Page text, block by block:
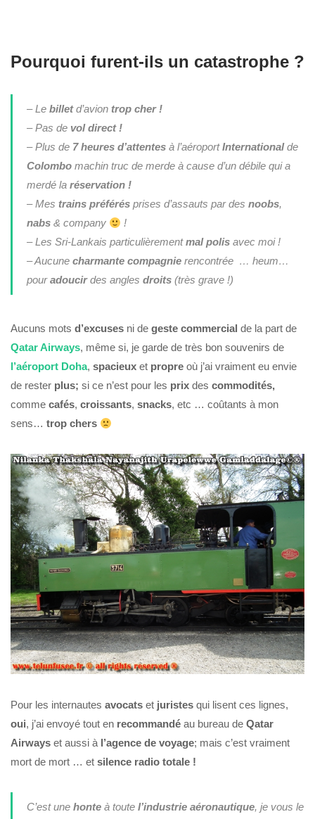
Pourquoi furent-ils un catastrophe ?
– Le billetd’avion trop cher !
– Pas de vol direct !
– Plus de 7 heures d’attentesà l’aéroportInternationalde
Colombomachin truc de merde à cause d’un débile qui a
merdé la réservation !
– Mes trains préférésprises d’assauts par des noobs,
nabs& company
!
– Les Sri-Lankais particulièrementmal polisavec moi !
– Aucune charmante compagnierencontrée … heum…
pouradoucirdes angles droits(très grave !)
Aucuns mots d’excuses ni de geste commercial de la part de
Qatar Airways, même si, je garde de très bon souvenirs de
l’aéroport Doha, spacieux et propre où j’ai vraiment eu envie
de rester plus; si ce n’est pour les prix des commodités,
comme cafés, croissants, snacks, etc … coûtants à mon
sens… trop chers
Pour les internautes avocats et juristes qui lisent ces lignes,
oui, j’ai envoyé tout en recommandé au bureau de Qatar
Airways et aussi à l’agence de voyage; mais c’est vraiment
mort de mort … et silence radio totale !
C’est une honteà toute l’industrie aéronautique, je vous le